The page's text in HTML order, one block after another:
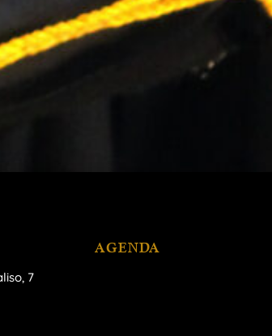
7
AGENDA